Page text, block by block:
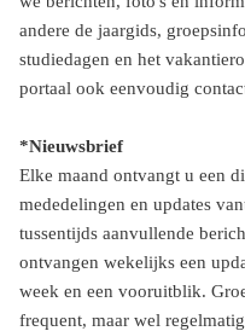
andere de jaargids,
studiedagen en het
portaal ook eenvoudig
*Nieuwsbrief
Elke maand ontvangt u een
mededelingen en updates
tussentijds aanvullende
ontvangen wekelijks een
week en een vooruitblik.
frequent, maar wel